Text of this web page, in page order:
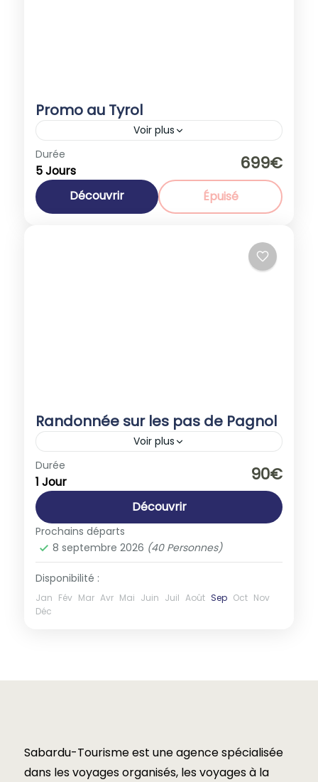
Promo au Tyrol
Voir plus
Promotions
Autriche,Europe
1-40 People
Durée
5 Jours 699€
Découvrir Épuisé
Randonnée sur les pas de Pagnol
Voir plus
Europe
1-40 People
Durée
1 Jour 90€
Découvrir
Prochains départs
8 septembre 2026 (40 Personnes)
Disponibilité :
Jan Fév Mar Avr Mai Juin Juil Août Sep Oct Nov
Déc
Sabardu-Tourisme est une agence spécialisée
dans les voyages organisés, les voyages à la